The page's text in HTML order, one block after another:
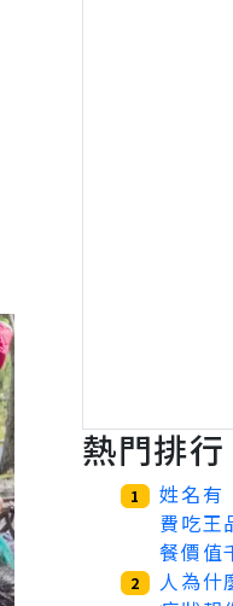
熱門排行
1
姓名有
費吃
餐價值
2
人為什